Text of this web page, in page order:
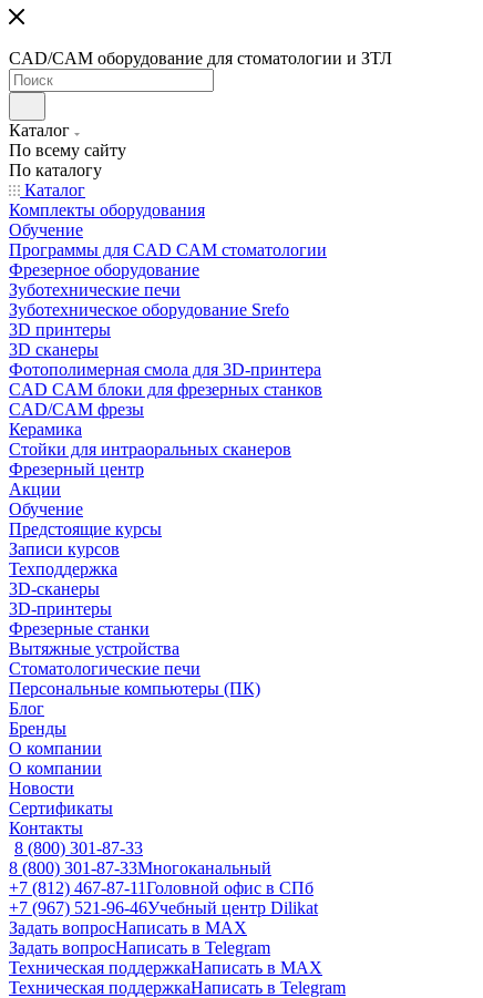
CAD/CAM оборудование для стоматологии и ЗТЛ
Каталог
По всему сайту
По каталогу
Каталог
Комплекты оборудования
Обучение
Программы для CAD CAM стоматологии
Фрезерное оборудование
Зуботехнические печи
Зуботехническое оборудование Srefo
3D принтеры
3D сканеры
Фотополимерная смола для 3D-принтера
CAD CAM блоки для фрезерных станков
CAD/CAM фрезы
Керамика
Стойки для интраоральных сканеров
Фрезерный центр
Акции
Обучение
Предстоящие курсы
Записи курсов
Техподдержка
3D-сканеры
3D-принтеры
Фрезерные станки
Вытяжные устройства
Стоматологические печи
Персональные компьютеры (ПК)
Блог
Бренды
О компании
О компании
Новости
Сертификаты
Контакты
8 (800) 301-87-33
8 (800) 301-87-33Многоканальный
+7 (812) 467-87-11Головной офис в СПб
+7 (967) 521-96-46Учебный центр Dilikat
Задать вопросНаписать в MAX
Задать вопросНаписать в Telegram
Техническая поддержкаНаписать в MAX
Техническая поддержкаНаписать в Telegram